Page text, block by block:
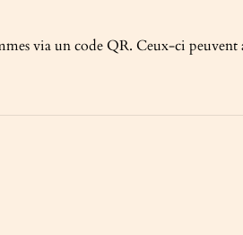
via un code QR. Ceux-ci peuvent